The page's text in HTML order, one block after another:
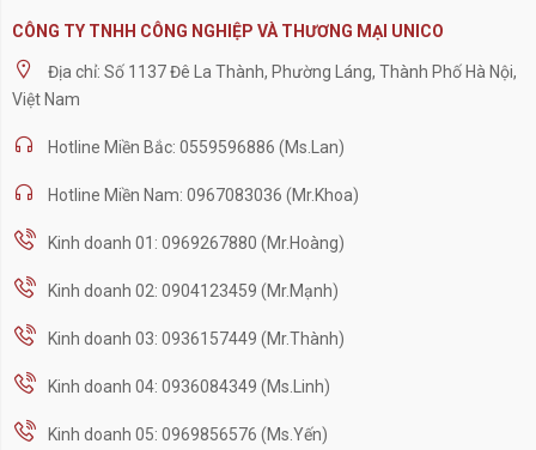
CÔNG TY TNHH CÔNG NGHIỆP VÀ THƯƠNG MẠI UNICO
Địa chỉ: Số 1137 Đê La Thành, Phường Láng, Thành Phố Hà Nội,
Việt Nam
Hotline Miền Bắc: 0559596886 (Ms.Lan)
Hotline Miền Nam: 0967083036 (Mr.Khoa)
Kinh doanh 01: 0969267880 (Mr.Hoàng)
Kinh doanh 02: 0904123459 (Mr.Mạnh)
Kinh doanh 03: 0936157449 (Mr.Thành)
Kinh doanh 04: 0936084349 (Ms.Linh)
Kinh doanh 05: 0969856576 (Ms.Yến)